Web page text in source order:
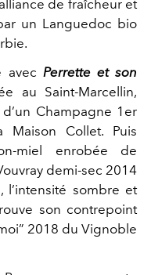
de fraîcheur et
un Languedoc bio
avec Perrette et son
au Saint-Marcellin,
Champagne 1er
Collet. Puis
miel enrobée de
demi-sec 2014
l’intensité sombre et
son contrepoint
2018 du Vignoble